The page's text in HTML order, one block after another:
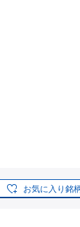
お気に入り銘